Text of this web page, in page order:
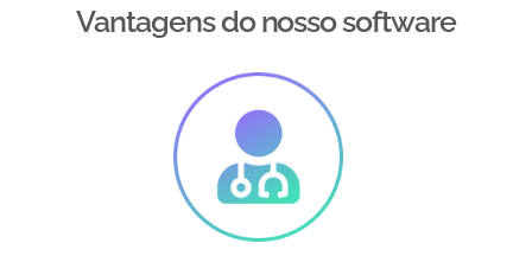
Vantagens do nosso software​